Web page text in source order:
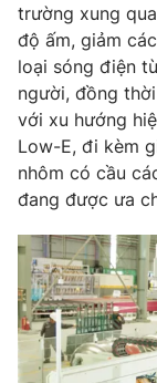
Tư vấn
Chuyên mục khác
Emagazine
Photo
Video
VTV Money
VTV Sức khoẻ
trường xung
độ ấm, giảm
loại sóng điện
người, đồng
với xu hướng
Low-E, đi kèm
nhôm có cầu
đang được ưa